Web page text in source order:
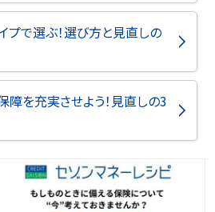
で選ぶ！選び方と見直しの
を充実させよう！見直しの3